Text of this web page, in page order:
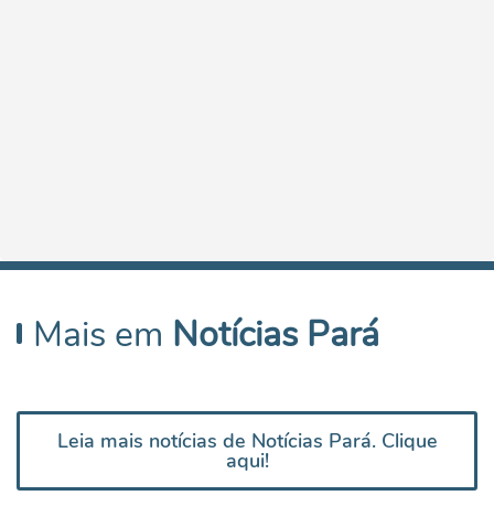
Mais em Notícias Pará
Leia mais notícias de Notícias Pará. Clique
aqui!